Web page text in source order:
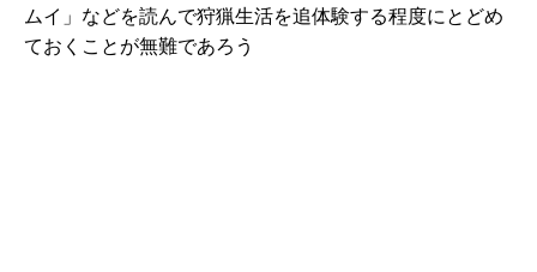
ムイ」などを読んで狩猟生活を追体験する程度にとどめ
ておくことが無難であろう